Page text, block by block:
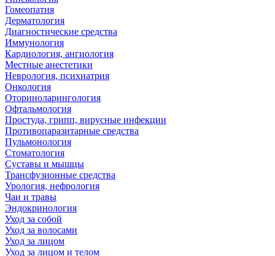
Гомеопатия
Дерматология
Диагностические средства
Иммунология
Кардиология, ангиология
Местные анестетики
Неврология, психиатрия
Онкология
Оториноларингология
Офтальмология
Простуда, грипп, вирусные инфекции
Противопаразитарные средства
Пульмонология
Стоматология
Суставы и мышцы
Трансфузионные средства
Урология, нефрология
Чаи и травы
Эндокринология
Уход за собой
Уход за волосами
Уход за лицом
Уход за лицом и телом